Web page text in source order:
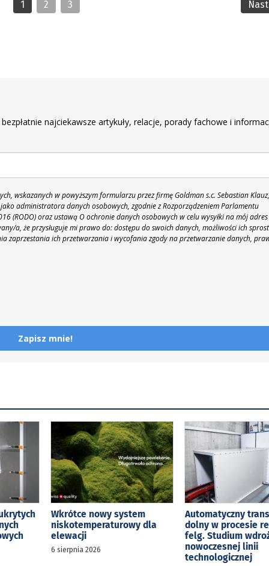
1 2 3
najciekawsze artykuły, relacje, porady fachowe i
wskazanych w powyższym formularzu przez firmę Goldman s.c. Sebastian
administratora danych osobowych, zgodnie z Rozporządzeniem Parlamentu
(RODO) oraz ustawą O ochronie danych osobowych w celu wysyłki na mój
a, że przysługuje mi prawo do: dostępu do swoich danych, możliwości ich
zaprzestania ich przetwarzania i wycofania zgody na przetwarzanie danych,
Zapisz mnie!
Wkrótce nowy system
niskotemperaturowy dla
elewacji
6 sierpnia 2026
Automatyczny
dolny w procesie
felg. Studium
nowoczesnej linii
technologicznej